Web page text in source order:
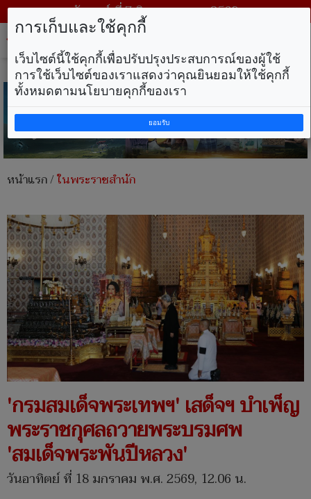
วันศุกร์ ที่ 7 สิงหาคม พ.ศ. 2569
หน้าแรก/ในพระราชสำนัก
'กรมสมเด็จพระเทพฯ' เสด็จฯ บำเพ็ญ
พระราชกุศลถวายพระบรมศพ
'สมเด็จพระพันปีหลวง'
วันอาทิตย์ ที่ 18 มกราคม พ.ศ. 2569, 12.06 น.
การเก็บและใช้คุกกี้
เว็บไซต์นี้ใช้คุกกี้เพื่อปรับปรุงประสบการณ์ของผู้ใช้
การใช้เว็บไซต์ของเราแสดงว่าคุณยินยอมให้ใช้คุกกี้
ทั้งหมดตามนโยบายคุกกี้ของเรา
ยอมรับ